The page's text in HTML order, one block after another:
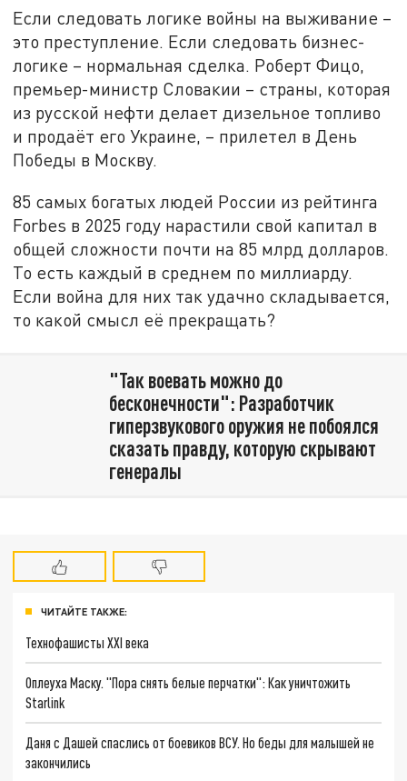
Если следовать логике войны на выживание –
это преступление. Если следовать бизнес-
логике – нормальная сделка. Роберт Фицо,
премьер-министр Словакии – страны, которая
из русской нефти делает дизельное топливо
и продаёт его Украине, – прилетел в День
Победы в Москву.
85 самых богатых людей России из рейтинга
Forbes в 2025 году нарастили свой капитал в
общей сложности почти на 85 млрд долларов.
То есть каждый в среднем по миллиарду.
Если война для них так удачно складывается,
то какой смысл её прекращать?
"Так воевать можно до
бесконечности": Разработчик
гиперзвукового оружия не побоялся
сказать правду, которую скрывают
генералы
ЧИТАЙТЕ ТАКЖЕ:
Технофашисты XXI века
Оплеуха Маску. "Пора снять белые перчатки": Как уничтожить
Starlink
Даня с Дашей спаслись от боевиков ВСУ. Но беды для малышей не
закончились